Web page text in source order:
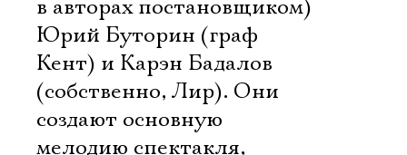
в авторах постановщиком)
Юрий Буторин (граф
Кент) и Карэн Бадалов
(собственно, Лир). Они
создают основную
мелодию спектакля,